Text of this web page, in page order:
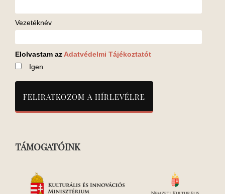
Vezetéknév
Elolvastam az Adatvédelmi Tájékoztatót
Igen
TÁMOGATÓINK